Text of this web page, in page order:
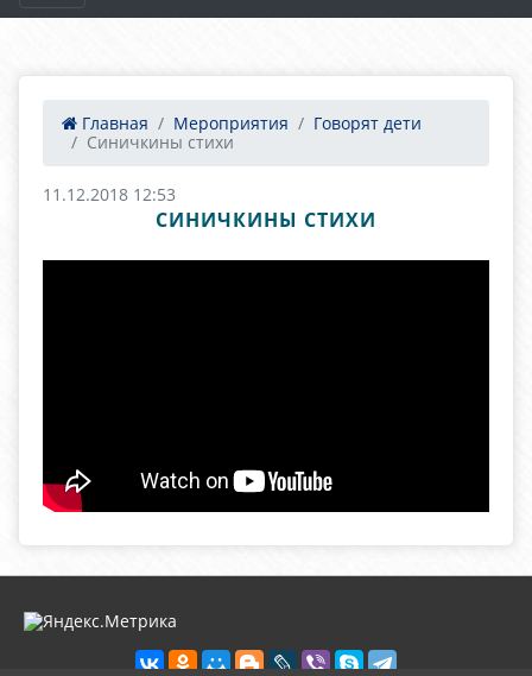
Главная Мероприятия
Говорят дети
Синичкины стихи
11.12.2018 12:53
СИНИЧКИНЫ СТИХИ